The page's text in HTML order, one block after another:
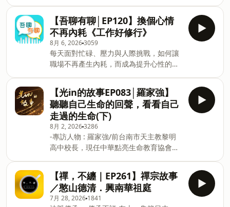
心中不要因此而產生煩惱。我們要常常提
醒自己，別人會發生問題，一定是有原因
的，不要因為對方表面的情緒反應，而讓
自己產生煩惱。 聲音／高郁華 ※《聖嚴法
師自在語》講台語嘛吔通哦！歡迎同步收
聽台語版 https://sndn.link/DDM/ltvjr6
※ 《聖嚴法師自在語》單元國語
版 https://www.ddm.org.tw/xmnews?
xsmsid=0L207419114119814182&
跟你說話的態度極差。這時候，你會怎麼
做？ 面對這種狀況，聖嚴法師在這一集節
目裡，提到「不要因此對他產生厭惡的
心，對方之所以會有這種狀況，一定是有
原因的，要主動給予關懷，找時間和他談
心。」如果不是你的問題，而是他遇到其
他不舒服的事，你可以安慰他，但自己的
心中不要因此而產生煩惱。我們要常常提
醒自己，別人會發生問題，一定是有原因
的，不要因為對方表面的情緒反應，而讓
自己產生煩惱。 聲音／陳品文 ※《聖嚴法
師自在語》聽嘸台語也沒關係！歡迎同步
收聽國語版
https://sndn.link/DDM/xxLGHV ※ 《聖
嚴法師自在語》單元台語
版 https://www.ddm.org.tw/xmnews?
xsmsid=0L207419114119814182&a
【吾聊有聊│EP120】換個心情
不再內耗《工作好修行》
8月 6, 20263059
每天面對忙碌、壓力與人際挑戰，如何讓
職場不再產生內耗，而成為提升心性的修
案。 《工作好修行》的出版背景，聖嚴法
師以深入淺出的佛法回應現代人的職場課
題。 當工作不只是為了薪水，而是服務、
成長與還願，心境也將隨之轉變。 職場不
是戰場，而是練心的道場，藉由人際互
動、衝突與挫折，看見自己的習氣，學會
專注、放鬆與覺察。 換個心境，工作也能
帶來幸福感。透過佛法知見與禪修方法，
讓每一次工作，都成為成長與安定內心的
契機。 主持人：蔡旻霓(咪咪) 受訪人：
果賢法師 更多法鼓山播客節目--
https://www.ddm.org.tw/xmnews?
【光in的故事EP083│羅家強】
聽聽自己生命的回聲，看看自己
走過的生命(下)
8月 2, 20263286
-專訪人物 : 羅家強/前台南市天主教黎明
高中校長，現任中華點亮生命教育協會理
教育碩士學位學程副教授、推廣教育中心
主任 人生有時候很奇妙。你以為自己會
走向一條路，命運卻輕輕轉了一個彎，把
你帶到另一個地方。而多年以後，你才明
【禪，不纏｜EP261】禪宗故事
／憨山德清．興南華祖庭
7月 28, 2026 1841